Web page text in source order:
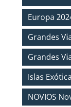
Europa
Grandes
Grandes
Islas
NOVIOS